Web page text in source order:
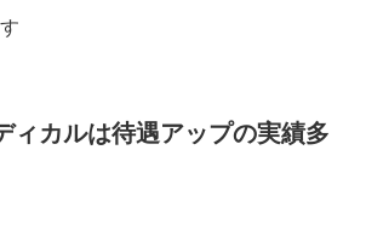
ィカルは待遇アップの実績多